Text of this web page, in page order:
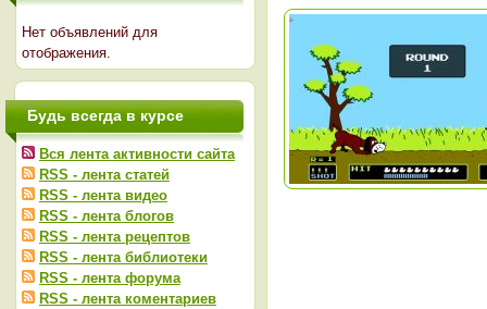
Нет объявлений для
отображения.
Будь всегда в курсе
Вся лента активности сайта
RSS - лента статей
RSS - лента видео
RSS - лента блогов
RSS - лента рецептов
RSS - лента библиотеки
RSS - лента форума
RSS - лента коментариев